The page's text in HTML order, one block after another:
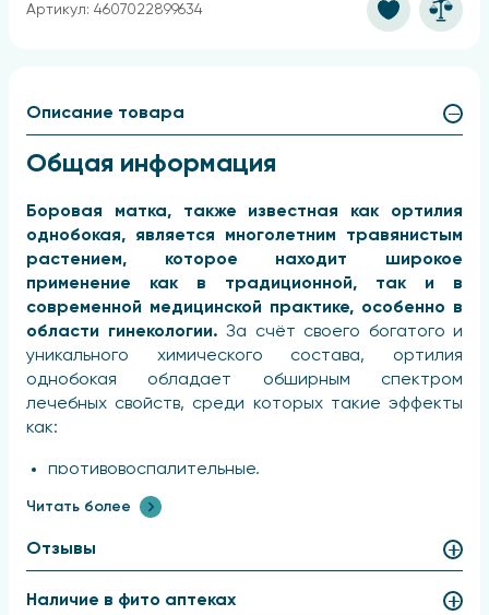
Артикул: 4607022899634
Описание товара
Общая информация
Боровая матка, также известная как ортилия
однобокая, является многолетним травянистым
растением, которое находит широкое
применение как в традиционной, так и в
современной медицинской практике, особенно в
области гинекологии. За счёт своего богатого и
уникального химического состава, ортилия
однобокая обладает обширным спектром
лечебных свойств, среди которых такие эффекты
как:
противовоспалительные,
антимикробные,
анальгезирующие,
Читать более
Отзывы
Наличие в фито аптеках